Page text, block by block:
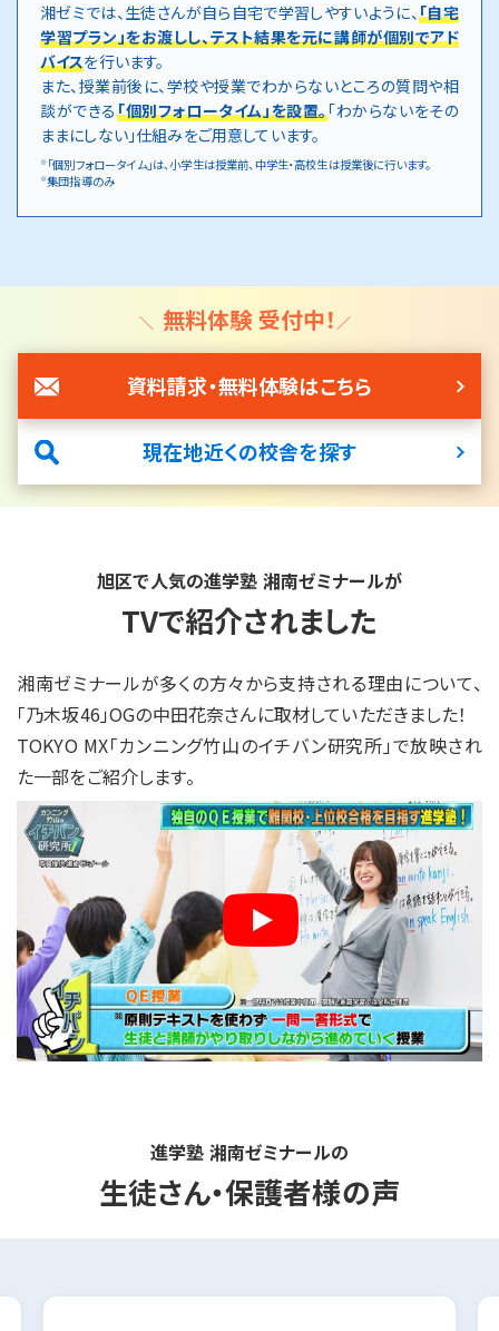
湘ゼミでは、生徒さんが自ら自宅で学習しやすいように、「自宅
学習プラン」をお渡しし、テスト結果を元に講師が個別でアド
バイスを行います。
また、授業前後に、学校や授業でわからないところの質問や相
談ができる「個別フォロータイム」を設置。「わからないをその
ままにしない」仕組みをご用意しています。
※ 「個別フォロータイム」は、小学生は授業前、中学生・高校生は授業後に行います。
※集団指導のみ
無料体験 受付中！
現在地近くの校舎を探す
資料請求・無料体験はこちら
旭区で人気の進学塾 湘南ゼミナールが
TVで紹介されました
湘南ゼミナールが多くの方々から支持される理由について、
「乃木坂46」OGの中田花奈さんに取材していただきました！
TOKYO MX「カンニング竹山のイチバン研究所」で放映され
た一部をご紹介します。
進学塾 湘南ゼミナールの
生徒さん・保護者様の声